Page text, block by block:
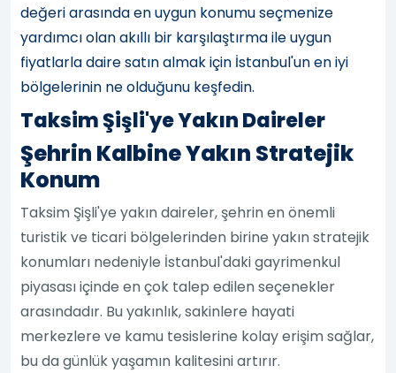
değeri arasında en uygun konumu seçmenize
yardımcı olan akıllı bir karşılaştırma ile uygun
fiyatlarla daire satın almak için İstanbul'un en iyi
bölgelerinin ne olduğunu keşfedin.
Taksim Şişli'ye Yakın Daireler
Şehrin Kalbine Yakın Stratejik
Konum
Taksim Şişli'ye yakın daireler, şehrin en önemli
turistik ve ticari bölgelerinden birine yakın stratejik
konumları nedeniyle İstanbul'daki gayrimenkul
piyasası içinde en çok talep edilen seçenekler
arasındadır. Bu yakınlık, sakinlere hayati
merkezlere ve kamu tesislerine kolay erişim sağlar,
bu da günlük yaşamın kalitesini artırır.